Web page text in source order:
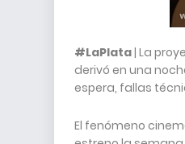
#LaPlata| La
derivó en una
espera, fallas
El fenómeno